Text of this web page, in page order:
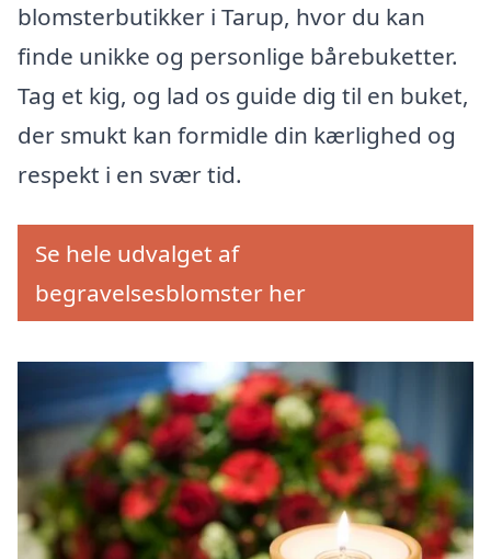
blomsterbutikker i Tarup, hvor du kan
finde unikke og personlige bårebuketter.
Tag et kig, og lad os guide dig til en buket,
der smukt kan formidle din kærlighed og
respekt i en svær tid.
Se hele udvalget af
begravelsesblomster her